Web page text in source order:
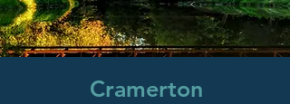
Cramerton